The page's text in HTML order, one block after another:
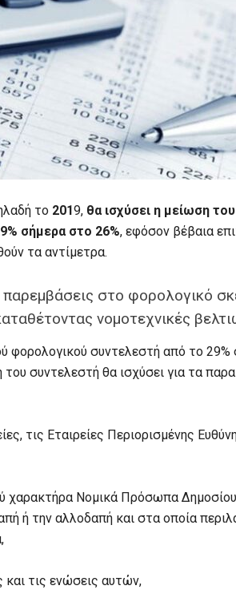
το 2019, θα ισχύσει η μείωση
σήμερα στο 26%, εφόσον βέβαια
τα αντίμετρα.
στο φορολογικό
νομοτεχνικές
φορολογικού συντελεστή από το
του συντελεστή θα ισχύσει για τα
τις Εταιρείες Περιορισμένης
χαρακτήρα Νομικά Πρόσωπα Δημοσίου
ή την αλλοδαπή και στα οποία
και τις ενώσεις αυτών,